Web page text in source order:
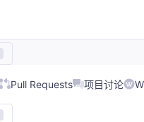
Pull Requests 项目讨论